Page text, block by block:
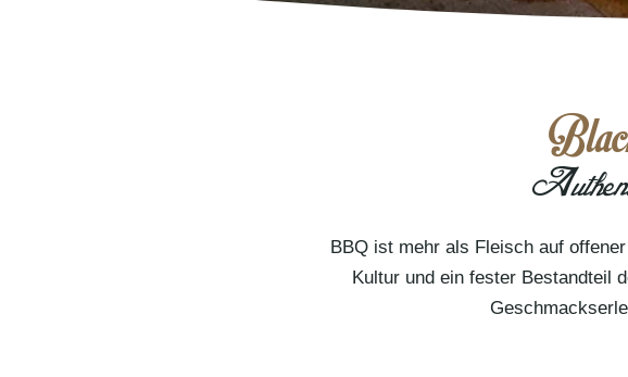
BBQ ist mehr als Fleisch auf
Kultur und ein fester Bestandteil